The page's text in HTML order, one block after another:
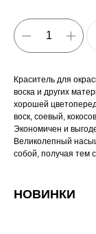
Краситель для
воска и других
хорошей
воск, соевый,
Экономичен и
Великолепный
собой, получая тем
НОВИНКИ